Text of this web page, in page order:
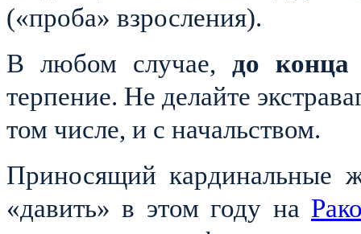
(«проба» взросления).
В любом случае, до конца
терпение. Не делайте
том числе, и с начальством.
Приносящий кардинальные
«давить» в этом году на